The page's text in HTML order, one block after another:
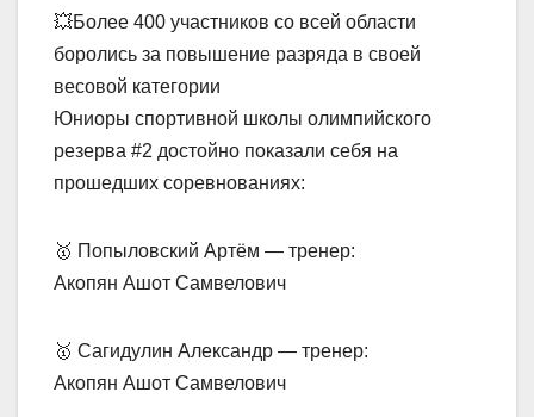
💥Более 400 участников со всей области
боролись за повышение разряда в своей
весовой категории
Юниоры спортивной школы олимпийского
резерва #2 достойно показали себя на
прошедших соревнованиях:
🥇 Попыловский Артём — тренер:
Акопян Ашот Самвелович
🥇 Сагидулин Александр — тренер:
Акопян Ашот Самвелович